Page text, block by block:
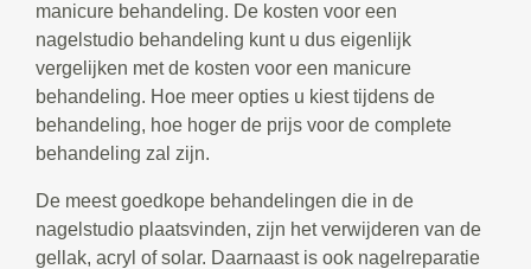
manicure behandeling. De kosten voor een
nagelstudio behandeling kunt u dus eigenlijk
vergelijken met de kosten voor een manicure
behandeling. Hoe meer opties u kiest tijdens de
behandeling, hoe hoger de prijs voor de complete
behandeling zal zijn.
De meest goedkope behandelingen die in de
nagelstudio plaatsvinden, zijn het verwijderen van de
gellak, acryl of solar. Daarnaast is ook nagelreparatie